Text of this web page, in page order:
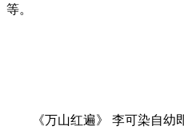
等。
《万山红遍》 李可染自幼即